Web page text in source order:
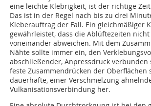
eine leichte Klebrigkeit, ist der richtige
Das ist in der Regel nach bis zu drei
Kleberauftrag der Fall. Ein gleichmäßiger
gewährleistet, dass die Ablüftezeiten
voneinander abweichen. Mit dem
Nähte sollte immer ein, den
abschließender, Anpressdruck verbunden
feste Zusammendrücken der Oberflächen
dauerhafte, einer Verschmelzung
Vulkanisationsverbindung her.